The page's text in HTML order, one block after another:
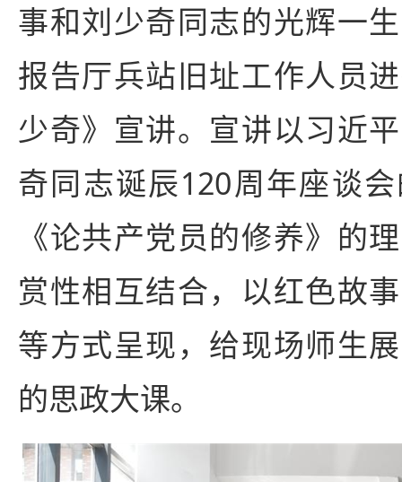
事和刘少奇同志的光辉一
报告厅兵站旧址工作人员
少奇》宣讲。宣讲以习近
奇同志诞辰120周年座谈
《论共产党员的修养》的
赏性相互结合，以红色故
等方式呈现，给现场师生
的思政大课。